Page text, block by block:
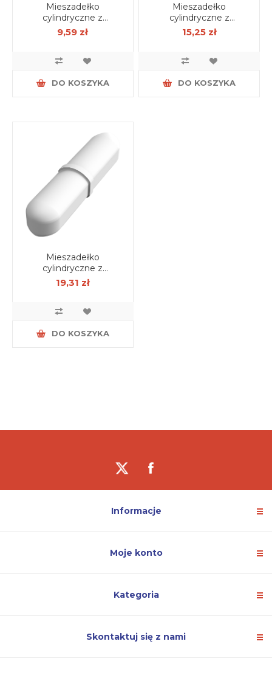
Mieszadełko
cylindryczne z
pierścieniem 6mm X
30mm
9,59 zł
DO KOSZYKA
Mieszadełko
cylindryczne z
pierścieniem 8mm X
40mm
15,25 zł
DO KOSZYKA
Mieszadełko
cylindryczne z
pierścieniem 8mm X
50mm
19,31 zł
DO KOSZYKA
Informacje
Moje konto
Kategoria
Skontaktuj się z nami